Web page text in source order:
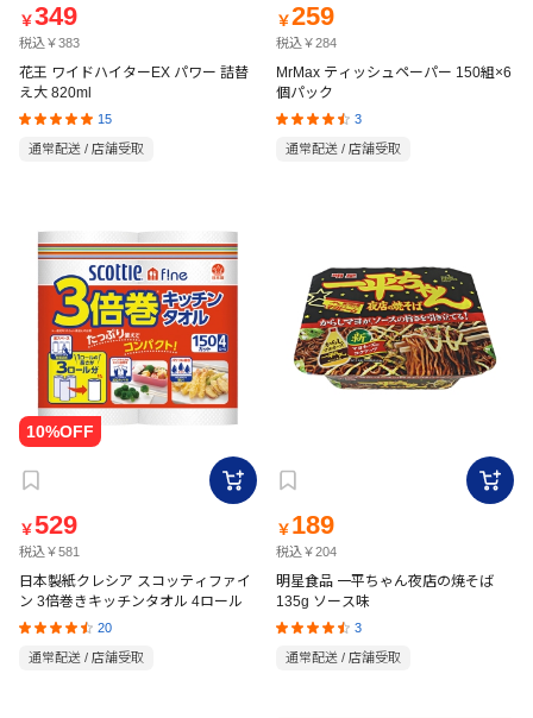
￥349
税込￥383
花王 ワイドハイターEX パワー 詰替
え大 820ml
15
通常配送 / 店舗受取
￥259
税込￥284
MrMax ティッシュペーパー 150組×6
個パック
3
通常配送 / 店舗受取
￥529
税込￥581
日本製紙クレシア スコッティファイ
ン 3倍巻きキッチンタオル 4ロール
20
通常配送 / 店舗受取
￥ 189
税込￥204
明星食品 一平ちゃん夜店の焼そば
135g ソース味
3
通常配送 / 店舗受取